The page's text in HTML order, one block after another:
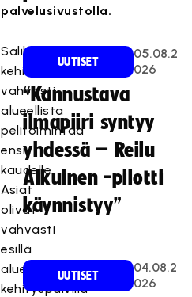
palvelusivustolla.
Salibandyliitto
kehittää
vahvasti
alueellista
pelitoimintaa
ensi
kaudelle.
Asiat
olivat
vahvasti
esillä
alueellisilla
kehityspäivillä
UUTISET
05.08.2
026
“Kannustava
ilmapiiri syntyy
yhdessä – Reilu
Aikuinen -pilotti
käynnistyy”
UUTISET
04.08.2
026